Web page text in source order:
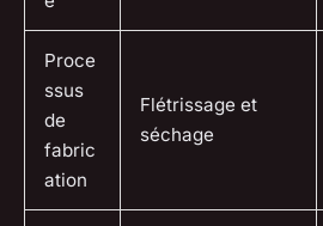
Proce
ssus
de
fabric
ation
Flétrissage et
séchage